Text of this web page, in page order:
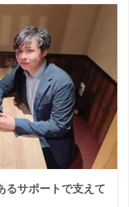
るサポートで支えて